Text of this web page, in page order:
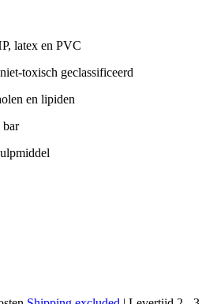
latex en PVC
toxisch geclassificeerd
en lipiden
bar